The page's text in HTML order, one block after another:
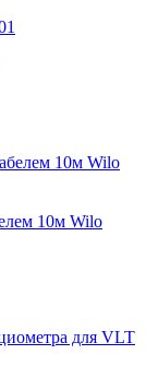
10м Wilo